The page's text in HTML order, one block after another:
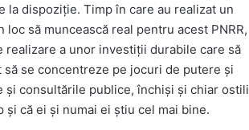
la dispoziție. Timp în care au realizat un
să muncească real pentru acest PNRR,
a unor investiții durabile care să
se concentreze pe jocuri de putere și
consultările publice, închiși și chiar ostili
că ei și numai ei știu cel mai bine.